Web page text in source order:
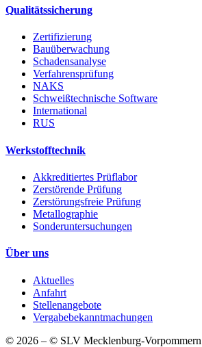
Qualitätssicherung
Zertifizierung
Bauüberwachung
Schadensanalyse
Verfahrensprüfung
NAKS
Schweißtechnische Software
International
RUS
Werkstofftechnik
Akkreditiertes Prüflabor
Zerstörende Prüfung
Zerstörungsfreie Prüfung
Metallographie
Sonderuntersuchungen
Über uns
Aktuelles
Anfahrt
Stellenangebote
Vergabebekanntmachungen
© 2026 – © SLV Mecklenburg-